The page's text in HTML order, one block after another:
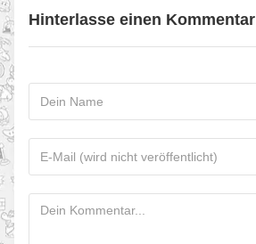
Hinterlasse einen Kommentar